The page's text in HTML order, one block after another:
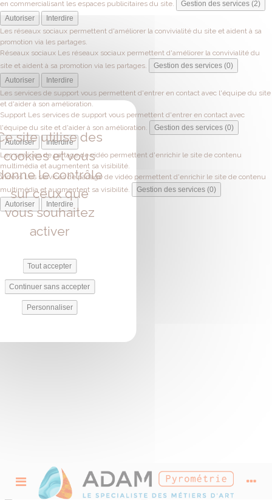
en commercialisant les espaces publicitaires du site.
Gestion des services (2)
Autoriser
Interdire
Les réseaux sociaux permettent d'améliorer la convivialité du site et aident à sa
promotion via les partages.
Réseaux sociaux Les réseaux sociaux permettent d'améliorer la convivialité du
site et aident à sa promotion via les partages.
Gestion des services (0)
Autoriser
Interdire
Les services de support vous permettent d'entrer en contact avec l'équipe du site
et d'aider à son amélioration.
Support Les services de support vous permettent d'entrer en contact avec
l'équipe du site et d'aider à son amélioration.
Gestion des services (0)
Autoriser
Interdire
Les services de partage de vidéo permettent d'enrichir le site de contenu
multimédia et augmentent sa visibilité.
Vidéos Les services de partage de vidéo permettent d'enrichir le site de contenu
multimédia et augmentent sa visibilité.
Gestion des services (0)
Autoriser
Interdire
site utilise des
cookies et vous
le contrôle
sur ceux que
vous souhaitez
activer
Tout accepter
Continuer sans accepter
Personnaliser